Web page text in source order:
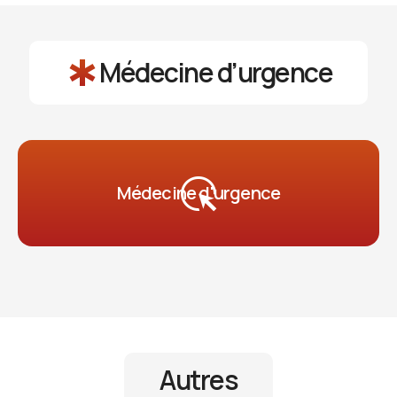
emergencyMédecine d’urgence
Médecine d'urgence
highlight_mouse_cursor
Autres